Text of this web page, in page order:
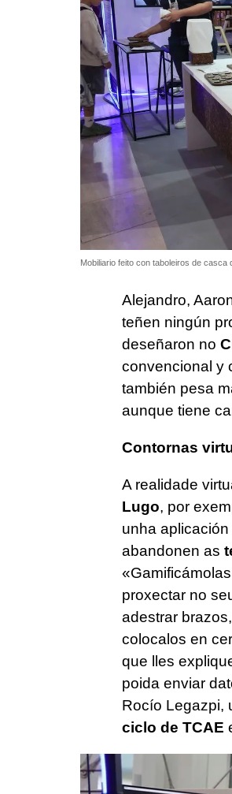
Mobiliario feito con taboleiros de
Alejandro,
teñen ningún
deseñaron no
convencional y
también pesa
aunque tiene
Contornas
A realidade
Lugo, por
unha
abandonen as
proxectar no
adestrar
colocalos en
que lles
poida enviar
Rocío Legazpi,
ciclo de TCAE